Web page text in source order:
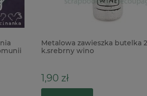
Metalowa zawieszka butelka
k.srebrny wino
1,90 zł